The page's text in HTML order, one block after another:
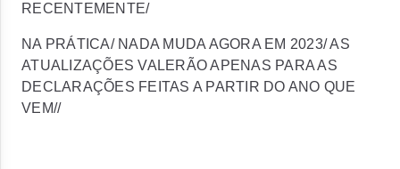
RECENTEMENTE/
NA PRÁTICA/ NADA MUDA AGORA EM 2023/ AS
ATUALIZAÇÕES VALERÃO APENAS PARA AS
DECLARAÇÕES FEITAS A PARTIR DO ANO QUE
VEM//